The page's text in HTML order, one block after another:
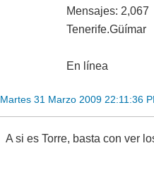
Mensajes: 2,067
Tenerife.Güímar
En línea
Martes 31 Marzo 2009 22:11:36
A si es Torre, basta con ver